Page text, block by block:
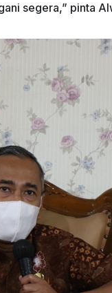
segera,” pinta